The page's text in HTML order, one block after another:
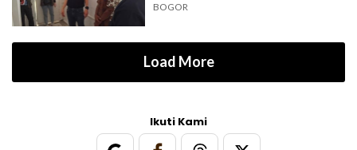
BOGOR
Load More
Ikuti Kami